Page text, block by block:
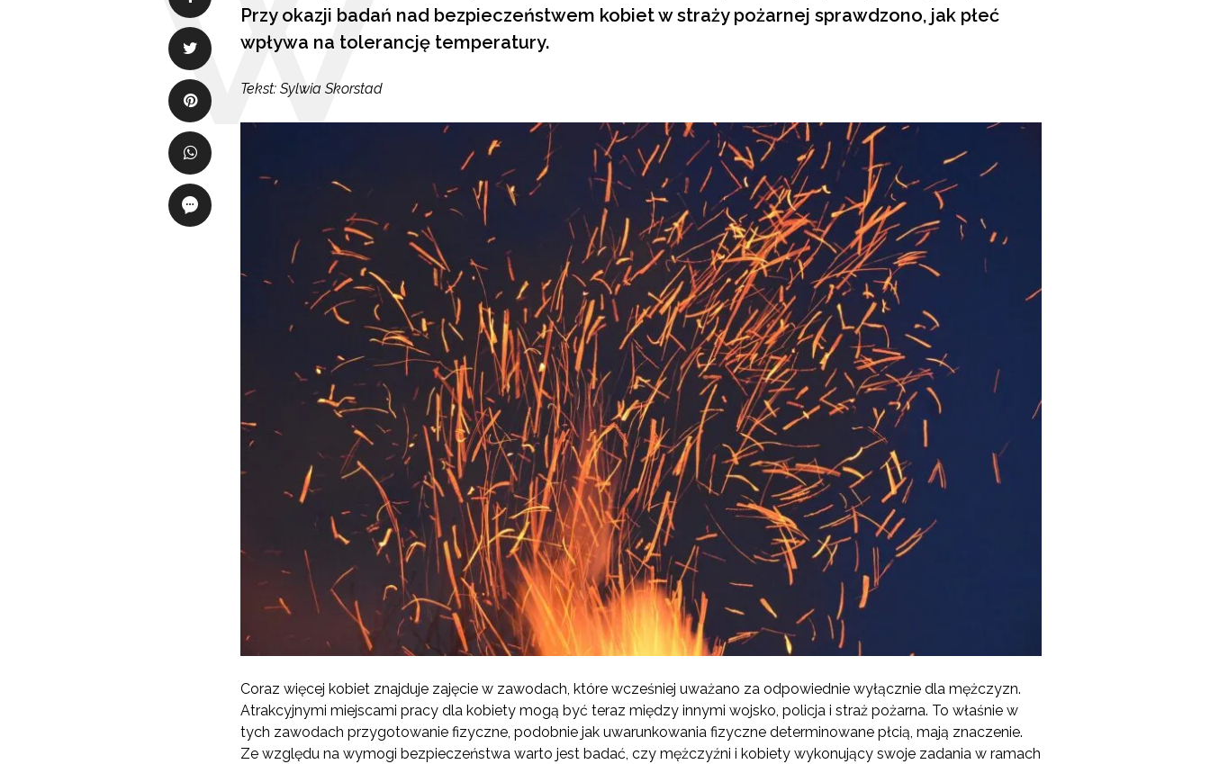
Przy okazji badań nad bezpieczeństwem kobiet w straży pożarnej sprawdzono, jak płeć
wpływa na tolerancję temperatury.
Tekst: Sylwia Skorstad
Coraz więcej kobiet znajduje zajęcie w zawodach, które wcześniej uważano za odpowiednie wyłącznie dla mężczyzn.
Atrakcyjnymi miejscami pracy dla kobiety mogą być teraz między innymi wojsko, policja i straż pożarna. To właśnie w
tych zawodach przygotowanie fizyczne, podobnie jak uwarunkowania fizyczne determinowane płcią, mają znaczenie.
Ze względu na wymogi bezpieczeństwa warto jest badać, czy mężczyźni i kobiety wykonujący swoje zadania w ramach